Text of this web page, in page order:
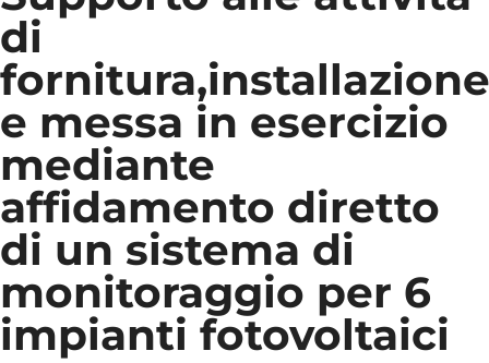
di
fornitura,installazione
e messa in esercizio
mediante
affidamento diretto
di un sistema di
monitoraggio per 6
impianti fotovoltaici